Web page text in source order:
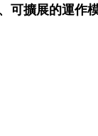
可擴展的運作